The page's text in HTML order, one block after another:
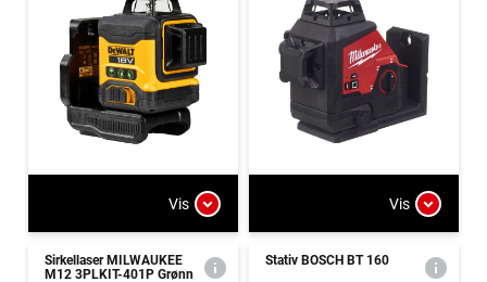
Vis Vis
Sirkellaser MILWAUKEE
M12 3PLKIT-401P Grønn
Stativ BOSCH BT 160